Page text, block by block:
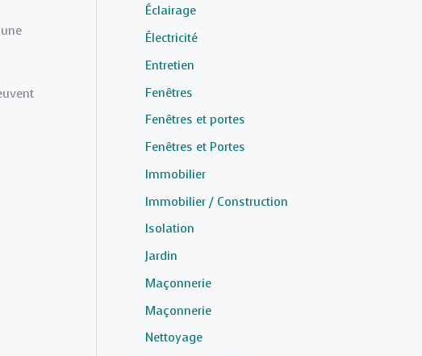
Éclairage
Électricité
Entretien
Fenêtres
Fenêtres et portes
Fenêtres et Portes
Immobilier
Immobilier / Construction
Isolation
Jardin
Maçonnerie
Maçonnerie
Nettoyage